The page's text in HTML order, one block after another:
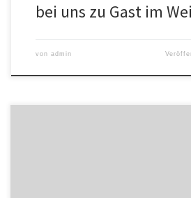
bei uns zu Gast im
von admin